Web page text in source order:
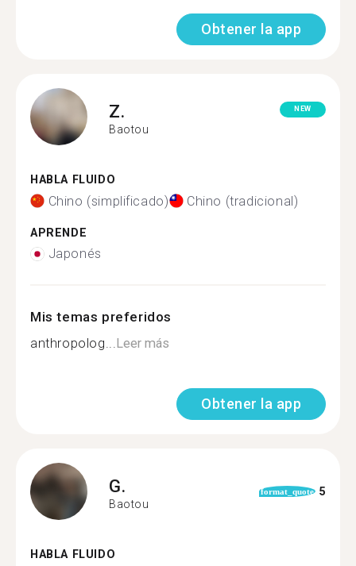
Obtener la app
Z.
Baotou
NEW
HABLA FLUIDO
Chino (simplificado) Chino (tradicional)
APRENDE
Japonés
Mis temas preferidos
anthropolog...Leer más
Obtener la app
G.
Baotou
format_quote 5
HABLA FLUIDO